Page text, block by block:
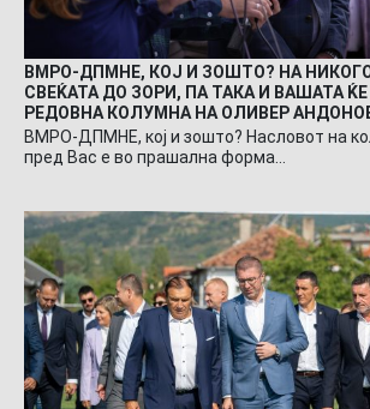
ВМРО-ДПМНЕ, КОЈ И ЗОШТО? НА
СВЕЌАТА ДО ЗОРИ, ПА ТАКА И ВАШАТА ЌЕ
РЕДОВНА КОЛУМНА НА ОЛИВЕР
ВМРО-ДПМНЕ, кој и зошто? Насловот на
пред Вас е во прашална форма…